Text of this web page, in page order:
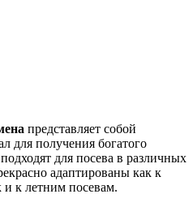
представляет собой
для получения богатого
для посева в различных
адаптированы как к
и к летним посевам.